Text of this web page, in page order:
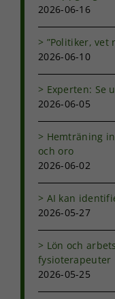
2026-06-16
”Politiker, vet
2026-06-10
Experten: Se
2026-06-05
Hemträning
och oro
2026-06-02
AI kan
2026-05-27
Lön och
fysioterapeuter
2026-05-25